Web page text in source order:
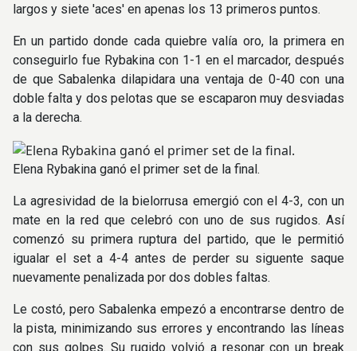
largos y siete 'aces' en apenas los 13 primeros puntos.
En un partido donde cada quiebre valía oro, la primera en
conseguirlo fue Rybakina con 1-1 en el marcador, después
de que Sabalenka dilapidara una ventaja de 0-40 con una
doble falta y dos pelotas que se escaparon muy desviadas
a la derecha.
Elena Rybakina ganó el primer set de la final.
La agresividad de la bielorrusa emergió con el 4-3, con un
mate en la red que celebró con uno de sus rugidos. Así
comenzó su primera ruptura del partido, que le permitió
igualar el set a 4-4 antes de perder su siguente saque
nuevamente penalizada por dos dobles faltas.
Le costó, pero Sabalenka empezó a encontrarse dentro de
la pista, minimizando sus errores y encontrando las líneas
con sus golpes. Su rugido volvió a resonar con un break